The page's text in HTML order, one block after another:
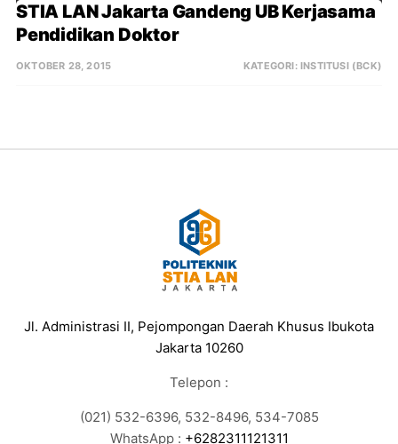
STIA LAN Jakarta Gandeng UB Kerjasama
Pendidikan Doktor
OKTOBER 28, 2015 KATEGORI: INSTITUSI (BCK)
Jl. Administrasi II, Pejompongan Daerah Khusus Ibukota
Jakarta 10260
Telepon :
(021) 532-6396, 532-8496, 534-7085
WhatsApp : +6282311121311